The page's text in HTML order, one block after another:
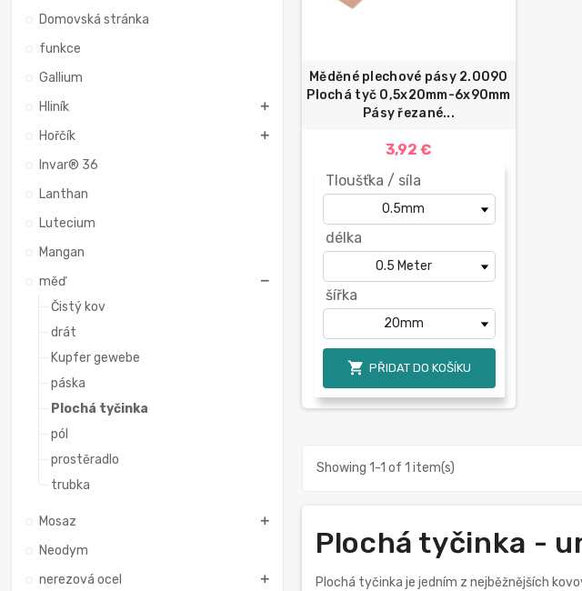
Domovská stránka
funkce
Gallium
Hliník
Hořčík
Invar® 36
Lanthan
Lutecium
Mangan
měď
Čistý kov
drát
Kupfer gewebe
páska
Plochá tyčinka
pól
prostěradlo
trubka
Mosaz
Neodym
nerezová ocel
Měděné plechové pásy 2.0090
Plochá tyč 0,5x20mm-6x90mm
Pásy řezané...
3,92 €
Tloušťka / síla
délka
šířka
 PŘIDAT DO KOŠÍKU
Showing 1-1 of 1 item(s)
Plochá tyčinka -
Plochá tyčinka je jedním z nejběžnějších